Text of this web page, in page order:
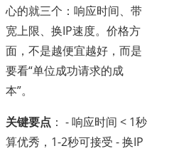
心的就三个：响应时间、带
宽上限、换IP速度。价格方
面，不是越便宜越好，而是
要看“单位成功请求的成
本”。
关键要点 ： - 响应时间 < 1秒
算优秀，1-2秒可接受 - 换IP